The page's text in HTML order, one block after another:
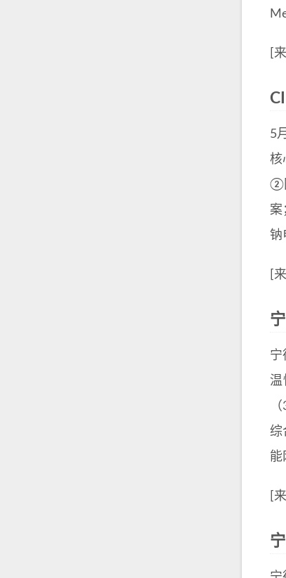
[
5
核
②
案
钠
[
宁
温
综
能
[